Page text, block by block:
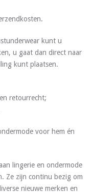
kunt u
u gaat dan direct naar
kunt plaatsen.
retourrecht;
voor hem én
lingerie en ondermode
Ze zijn continu bezig om
nieuwe merken en